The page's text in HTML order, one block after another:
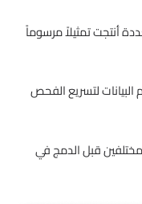
أنتجت تمثيلاً مرسوماً
لتسريع الفحص
قبل الدمج في